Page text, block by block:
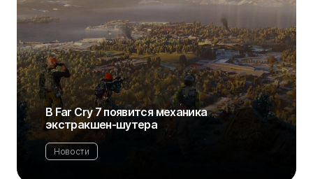
В Far Cry 7 появится механика
экстракшен-шутера
Новости